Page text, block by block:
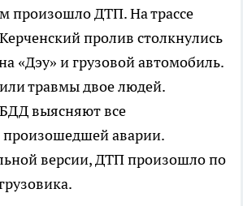
произошло ДТП. На трассе
пролив столкнулись
«Дэу» и грузовой автомобиль.
травмы двое людей.
выясняют все
произошедшей аварии.
версии, ДТП произошло по